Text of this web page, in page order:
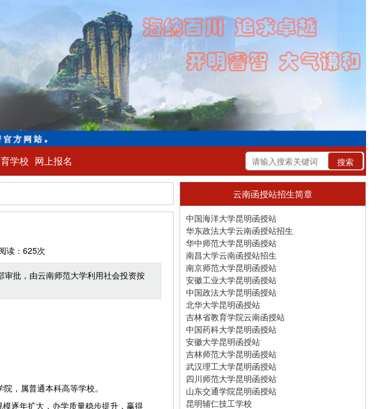
学校 网上报名
读：625次
批，由云南师范大学利用社会投资按
，属普通本科高等学校。
逐年扩大，办学质量稳步提升，赢得
云南函授站招生简章
中国海洋大学昆明函授站
华东政法大学云南函授站招生
华中师范大学昆明函授站
南昌大学云南函授站招生
南京师范大学昆明函授站
安徽工业大学昆明函授站
中国政法大学昆明函授站
北华大学昆明函授站
吉林省教育学院云南函授站
中国药科大学昆明函授站
安徽大学昆明函授站
吉林师范大学昆明函授站
武汉理工大学昆明函授站
四川师范大学昆明函授站
山东交通学院昆明函授站
昆明辅仁技工学校